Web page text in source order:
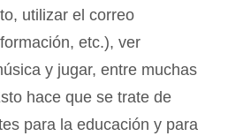
utilizar el correo
etc.), ver
y jugar, entre muchas
hace que se trate de
para la educación y para